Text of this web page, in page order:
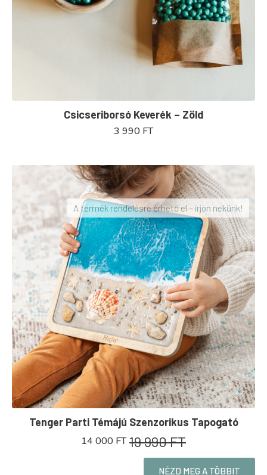
Csicseriborsó Keverék – Zöld
3 990 FT
A termék rendelésre érhető el – írjon nekünk!
Tenger Parti Témájú Szenzorikus Tapogató
19 990FT
ORIGINAL
PRICE
14 000 FT CURRENT
PRICE
NÉZD MEG A TÖBBIT